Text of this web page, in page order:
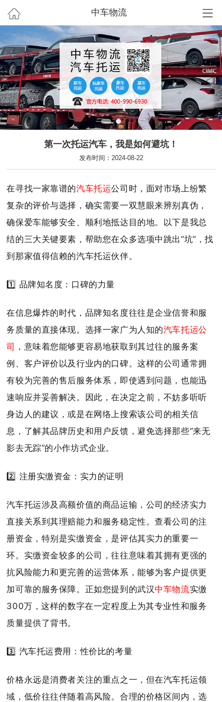
中车物流
第一次托运汽车，我是如何避坑！
发布时间：2024-08-22
在寻找一家靠谱的汽车托运公司时，面对市场上纷繁
复杂的评价与选择，确实需要一双慧眼来辨别真伪，
确保爱车能够安全、顺利地抵达目的地。以下是我总
结的三大关键要素，帮助您在众多选项中跳出“坑”，找
到那家值得信赖的汽车托运伙伴。
1️⃣ 品牌知名度：口碑的力量
在信息爆炸的时代，品牌知名度往往是企业信誉和服
务质量的直接体现。选择一家广为人知的汽车托运公
司 ，意味着您能够更容易地获取到其过往的服务案
例、客户评价以及行业内的口碑。这样的公司通常拥
有较为完善的售后服务体系，即使遇到问题，也能迅
速响应并妥善解决。因此，在决定之前，不妨多听听
身边人的建议，或是在网络上搜索该公司的相关信
息，了解其品牌历史和用户反馈，避免选择那些“来无
影去无踪”的小作坊式企业。
2️⃣ 注册实缴资金：实力的证明
汽车托运涉及高额价值的商品运输，公司的经济实力
直接关系到其理赔能力和服务稳定性。查看公司的注
册资金，特别是实缴资金，是评估其实力的重要一
环。实缴资金较多的公司，往往意味着其拥有更强的
抗风险能力和更完善的运营体系，能够为客户提供更
加可靠的服务保障。正如您提到的武汉中车物流实缴
300万，这样的数字在一定程度上为其专业性和服务
质量提供了背书。
3️⃣ 汽车托运费用：性价比的考量
价格永远是消费者关注的重点之一，但在汽车托运领
域，低价往往伴随着高风险。合理的价格区间内，选